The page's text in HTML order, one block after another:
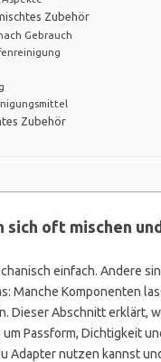
Zubehör
Gebrauch
Zubehör
oft mischen
einfach. Andere
Manche Komponenten
Dieser Abschnitt erklärt,
Passform, Dichtigkeit
Adapter nutzen kannst